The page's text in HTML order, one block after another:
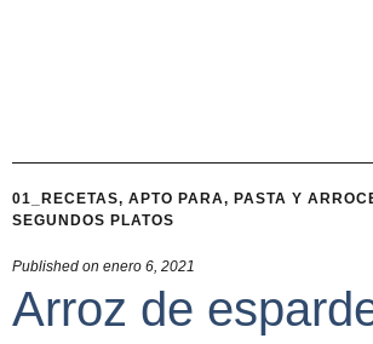
01_RECETAS, APTO PARA, PASTA Y
SEGUNDOS PLATOS
Published on enero 6, 2021
Arroz de